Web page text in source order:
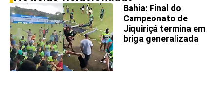
Bahia: Final do
Campeonato de
Jiquiriçá termina em
briga generalizada